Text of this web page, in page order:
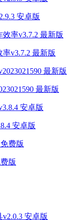
安卓版
v3.7.2 最新版
最新版
安卓版
版